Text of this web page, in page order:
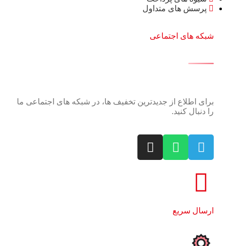
پرسش های متداول
شبکه های اجتماعی
برای اطلاع از جدیدترین تخفیف ها، در شبکه های اجتماعی ما
را دنبال کنید.
ارسال سریع